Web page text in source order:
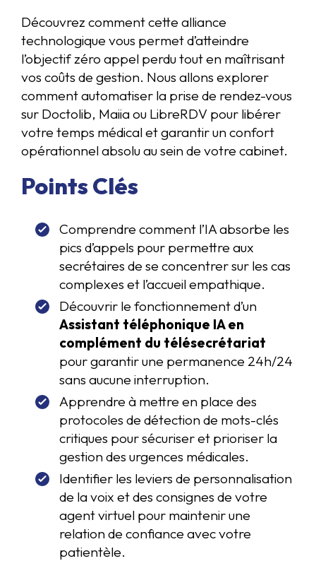
Découvrez comment cette alliance
technologique vous permet d’atteindre
l’objectif zéro appel perdu tout en maîtrisant
vos coûts de gestion. Nous allons explorer
comment automatiser la prise de rendez-vous
sur Doctolib, Maiia ou LibreRDV pour libérer
votre temps médical et garantir un confort
opérationnel absolu au sein de votre cabinet.
Points Clés
Comprendre comment l’IA absorbe les
pics d’appels pour permettre aux
secrétaires de se concentrer sur les cas
complexes et l’accueil empathique.
Découvrir le fonctionnement d’un
Assistant téléphonique IA en
complément du télésecrétariat
pour garantir une permanence 24h/24
sans aucune interruption.
Apprendre à mettre en place des
protocoles de détection de mots-clés
critiques pour sécuriser et prioriser la
gestion des urgences médicales.
Identifier les leviers de personnalisation
de la voix et des consignes de votre
agent virtuel pour maintenir une
relation de confiance avec votre
patientèle.